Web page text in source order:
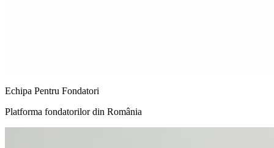
Echipa Pentru Fondatori
Platforma fondatorilor din România